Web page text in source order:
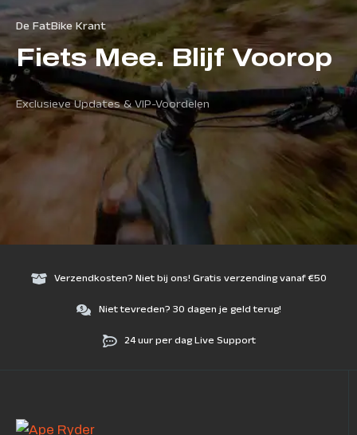
De FatBike Krant
Fiets Mee. Blijf Voorop
Exclusieve Updates & VIP-Voordelen
Verzendkosten? Niet bij ons! Gratis verzending vanaf €50
Niet tevreden? 30 dagen je geld terug!
24 uur per dag Live Support